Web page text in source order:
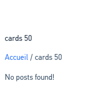
cards 50
Accueil / cards 50
No posts found!